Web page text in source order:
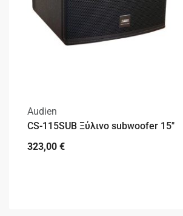
Audien
CS-115SUB Ξύλινο subwoofer 15″
323,00 €